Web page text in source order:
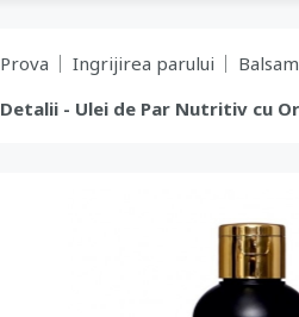
Prova Ingrijirea parului
Detalii - Ulei de Par Nutritiv cu